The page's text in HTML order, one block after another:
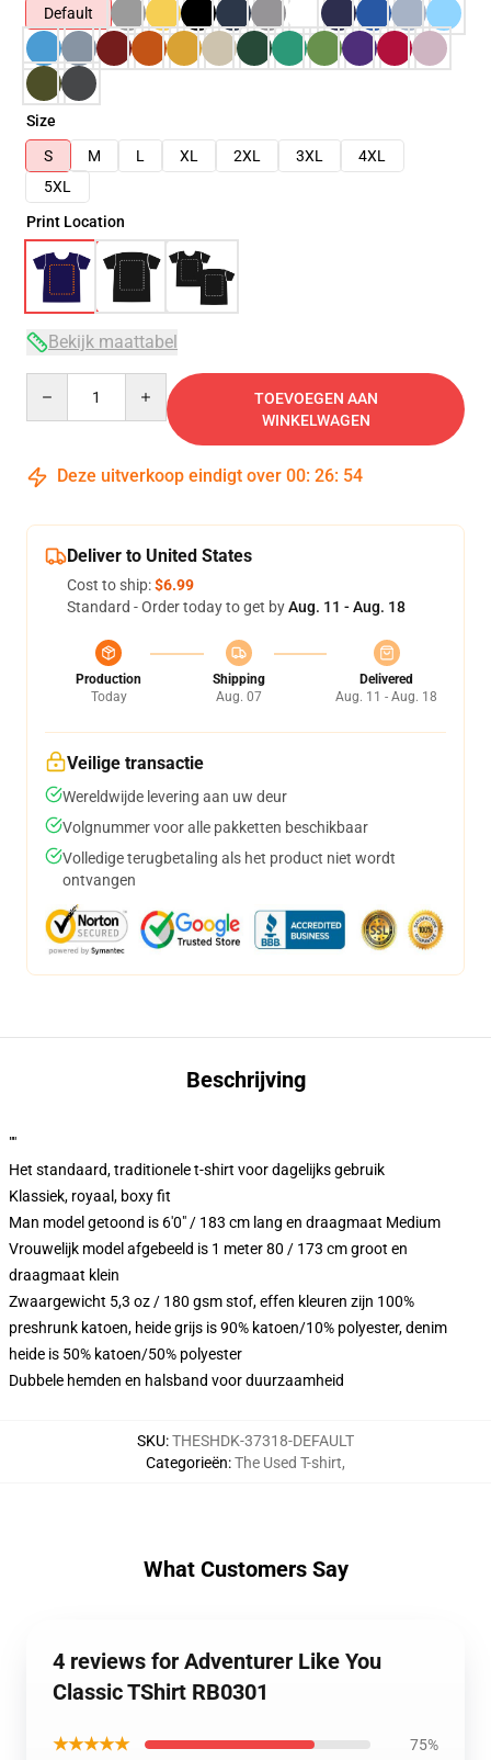
Default
Size
S
M L XL 2XL 3XL
4XL
5XL
Print Location
Bekijk maattabel
TOEVOEGEN AAN
WINKELWAGEN
Deze uitverkoop eindigt over 00: 26: 54
Deliver to United States
Cost to ship:$6.99
Standard - Order today to get byAug. 11 - Aug. 18
Production
Today
Shipping
Aug. 07
Delivered
Aug. 11 - Aug. 18
Veilige transactie
Wereldwijde levering aan uw deur
Volgnummer voor alle pakketten beschikbaar
Volledige terugbetaling als het product niet wordt
ontvangen
Beschrijving
""
Het standaard, traditionele t-shirt voor dagelijks gebruik
Klassiek, royaal, boxy fit
Man model getoond is 6'0" / 183 cm lang en draagmaat Medium
Vrouwelijk model afgebeeld is 1 meter 80 / 173 cm groot en
draagmaat klein
Zwaargewicht 5,3 oz / 180 gsm stof, effen kleuren zijn 100%
preshrunk katoen, heide grijs is 90% katoen/10% polyester, denim
heide is 50% katoen/50% polyester
Dubbele hemden en halsband voor duurzaamheid
SKU:THESHDK-37318-DEFAULT
Categorieën:The Used T-shirt,
What Customers Say
4 reviews for Adventurer Like You
Classic TShirt RB0301
★★★★★ 75%